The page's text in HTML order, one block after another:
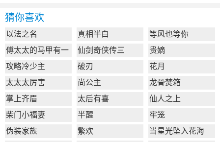
猜你喜欢
以法之名 真相半白
等风也等你
傅太太的马甲有一
点多
仙剑奇侠传三
贵嫡
攻略冷少主
破刃
花月
太太太厉害
尚公主
龙骨焚箱
掌上齐眉
太后有喜
仙人之上
柴门小福妻
半醒
牢笼
伪装家族
繁欢 当星光坠入花海